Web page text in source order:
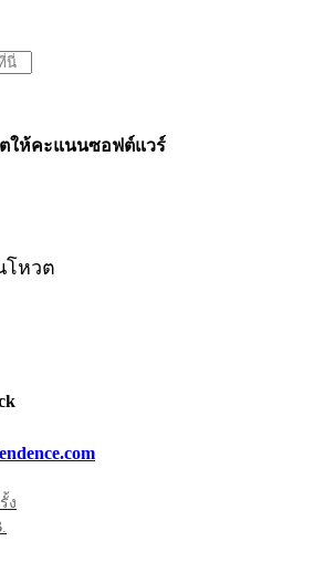
ให้คะแนนซอฟต์แวร์
โหวต
ง